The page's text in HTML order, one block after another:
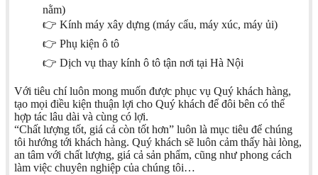
nằm)
👉 Kính máy xây dựng (máy cẩu, máy xúc, máy ủi)
👉 Phụ kiện ô tô
👉 Dịch vụ thay kính ô tô tận nơi tại Hà Nội
Với tiêu chí luôn mong muốn được phục vụ Quý khách hàng,
tạo mọi điều kiện thuận lợi cho Quý khách để đôi bên có thể
hợp tác lâu dài và cùng có lợi.
“Chất lượng tốt, giá cả còn tốt hơn” luôn là mục tiêu để chúng
tôi hướng tới khách hàng. Quý khách sẽ luôn cảm thấy hài lòng,
an tâm với chất lượng, giá cả sản phẩm, cũng như phong cách
làm việc chuyên nghiệp của chúng tôi…